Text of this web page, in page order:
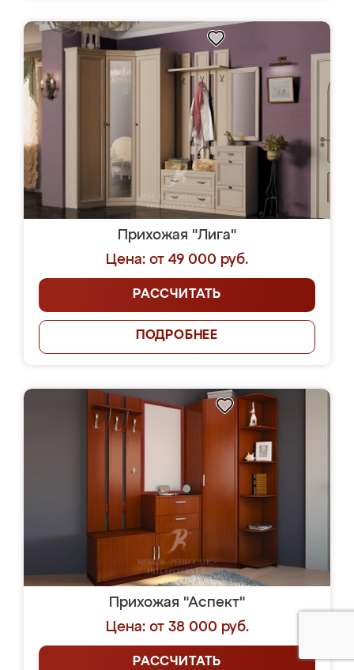
Прихожая "Лига"
Цена: от 49 000 руб.
РАССЧИТАТЬ
ПОДРОБНЕЕ
Прихожая "Аспект"
Цена: от 38 000 руб.
РАССЧИТАТЬ